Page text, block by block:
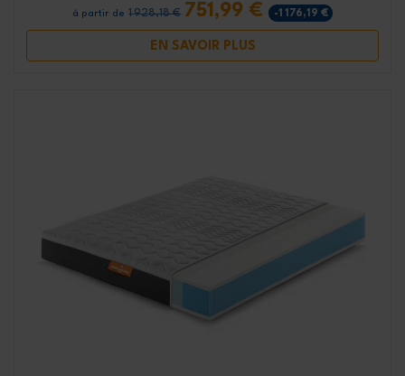
à partir de 1 928,18 € 751,99 € -1 176,19 €
EN SAVOIR PLUS